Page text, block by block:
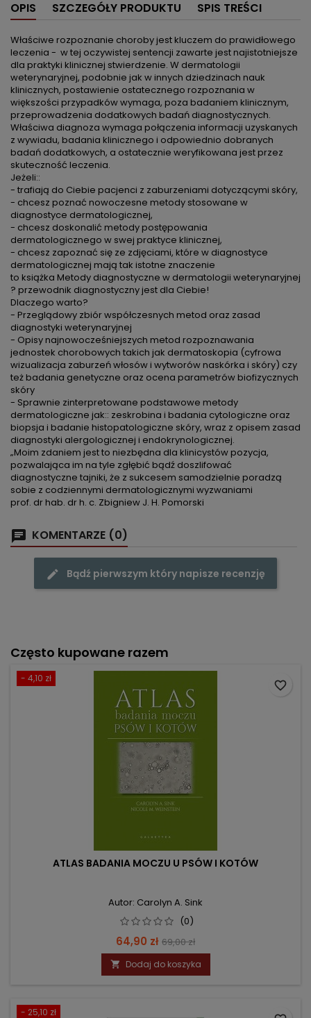
OPIS SZCZEGÓŁY PRODUKTU SPIS TREŚCI
Właściwe rozpoznanie choroby jest kluczem do prawidłowego
leczenia - w tej oczywistej sentencji zawarte jest najistotniejsze
dla praktyki klinicznej stwierdzenie. W dermatologii
weterynaryjnej, podobnie jak w innych dziedzinach nauk
klinicznych, postawienie ostatecznego rozpoznania w
większości przypadków wymaga, poza badaniem klinicznym,
przeprowadzenia dodatkowych badań diagnostycznych.
Właściwa diagnoza wymaga połączenia informacji uzyskanych
z wywiadu, badania klinicznego i odpowiednio dobranych
badań dodatkowych, a ostatecznie weryfikowana jest przez
skuteczność leczenia.
Jeżeli::
- trafiają do Ciebie pacjenci z zaburzeniami dotyczącymi skóry,
- chcesz poznać nowoczesne metody stosowane w
diagnostyce dermatologicznej,
- chcesz doskonalić metody postępowania
dermatologicznego w swej praktyce klinicznej,
- chcesz zapoznać się ze zdjęciami, które w diagnostyce
dermatologicznej mają tak istotne znaczenie
to książka Metody diagnostyczne w dermatologii weterynaryjnej
? przewodnik diagnostyczny jest dla Ciebie!
Dlaczego warto?
- Przeglądowy zbiór współczesnych metod oraz zasad
diagnostyki weterynaryjnej
- Opisy najnowocześniejszych metod rozpoznawania
jednostek chorobowych takich jak dermatoskopia (cyfrowa
wizualizacja zaburzeń włosów i wytworów naskórka i skóry) czy
też badania genetyczne oraz ocena parametrów biofizycznych
skóry
- Sprawnie zinterpretowane podstawowe metody
dermatologiczne jak:: zeskrobina i badania cytologiczne oraz
biopsja i badanie histopatologiczne skóry, wraz z opisem zasad
diagnostyki alergologicznej i endokrynologicznej.
„Moim zdaniem jest to niezbędna dla klinicystów pozycja,
pozwalająca im na tyle zgłębić bądź doszlifować
diagnostyczne tajniki, że z sukcesem samodzielnie poradzą
sobie z codziennymi dermatologicznymi wyzwaniami
prof. dr hab. dr h. c. Zbigniew J. H. Pomorski
KOMENTARZE (0)
Bądź pierwszym który napisze recenzję
Często kupowane razem
- 4,10 zł
ATLAS BADANIA MOCZU U PSÓW I KOTÓW
Autor: Carolyn A. Sink
(0)
Cena
64,90 zł Cena
podstawowa
69,00 zł
 Dodaj do koszyka
favorite_border
- 25,10 zł